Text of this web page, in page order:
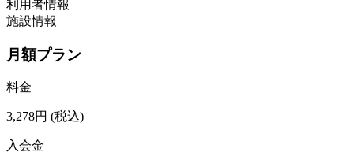
利用者情報
施設情報
月額プラン
料金
3,278円 (税込)
入会金